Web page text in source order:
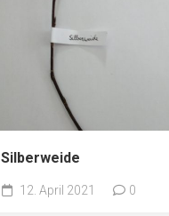
Silberweide
12. April 2021 0